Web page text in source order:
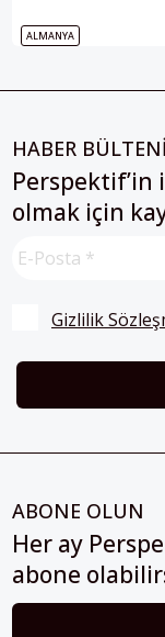
ALMANYA
HABER BÜLTENİ
olmak için
Gizlilik
ABONE OLUN
Her ay
abone